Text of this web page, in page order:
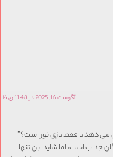
آگوست 16, 2025 در 11:48 ق.ظ
می دهد یا فقط بازی نور است؟”
جذاب است، اما شاید این تنها